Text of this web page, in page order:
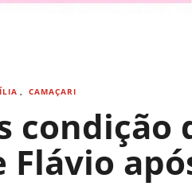
, CAMAÇARI
condição
Flávio